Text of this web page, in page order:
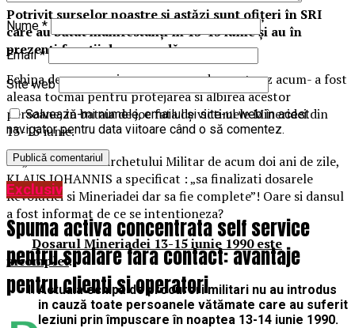
Potrivit surselor noastre și astăzi sunt ofițeri în SRI
care au bătut manifestanți în 13-15 iunie și au în
prezenti funcții de comandă.
Echipa de procurori care se ocupa de acest caz acum- a fost
aleasa tocmai pentru protejarea si albirea acestor
persoane, in bataia de joc fata de victimele Mineridei din
13-15 iunie.
La „BILANTUL” Parchetului Militar de acum doi ani de zile,
KLAUS IOHANNIS a specificat : „sa finalizati dosarele
Revolutiei si Mineriadei dar sa fie complete”! Oare si dansul
a fost informat de ce se intentioneza?
Dosarul Mineriadei 13-15 iunie 1990 este
incomplet.
Actuala echipă de procurori militari nu au introdus
in cauză toate persoanele vătămate care au suferit
leziuni prin împuscare în noaptea 13-14 iunie 1990.
Nume *
Email*
Site web
Salvează-mi numele, emailul și site-ul web în acest
navigator pentru data viitoare când o să comentez.
Exclusiv
Spuma activa concentrata self service
pentru spalare fara contact: avantaje
pentru clienti si operatori